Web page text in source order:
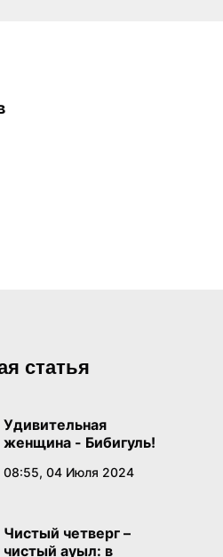
статья
Удивительная
женщина - Бибигуль!
08:55, 04 Июля 2024
Чистый четверг –
чистый ауыл: в